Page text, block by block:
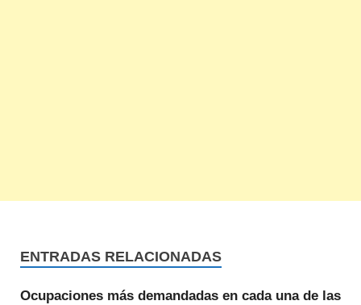
ENTRADAS RELACIONADAS
Ocupaciones más demandadas en cada una de las